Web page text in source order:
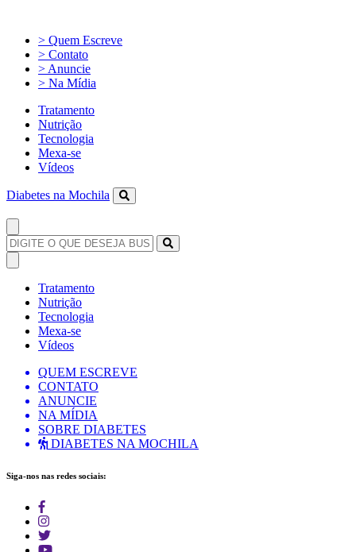
> Quem Escreve
> Contato
> Anuncie
> Na Mídia
Tratamento
Nutrição
Tecnologia
Mexa-se
Vídeos
Diabetes na Mochila
Tratamento
Nutrição
Tecnologia
Mexa-se
Vídeos
QUEM ESCREVE
CONTATO
ANUNCIE
NA MÍDIA
SOBRE DIABETES
DIABETES NA MOCHILA
Siga-nos nas redes sociais: